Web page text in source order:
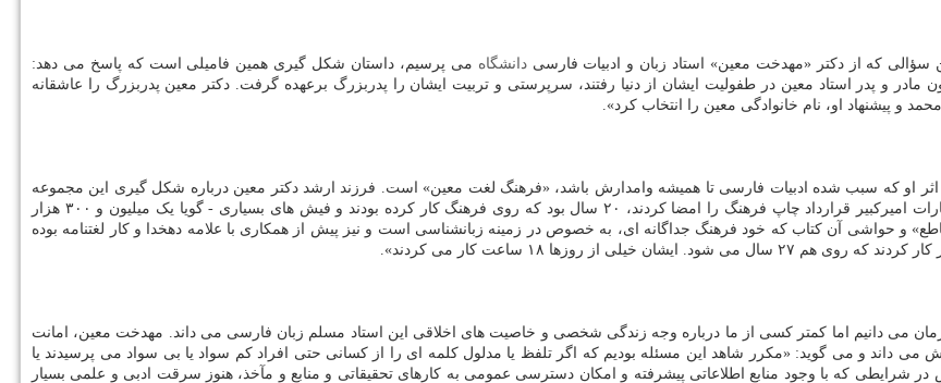
سؤالی که از دکتر «مهدخت معین» استاد زبان و ادبیات فارسیدانشگاه می پرسیم، داستان شکل گیری همین فامیلی است که پاسخ می دهد:
مادر و پدر استاد معین در طفولیت ایشان از دنیا رفتند، سرپرستی و تربیت ایشان را پدربزرگ برعهده گرفت. دکتر معین پدربزرگ را عاشقانه
پیشنهاد او، نام خانوادگی معین را انتخاب کرد».
اثر او که سبب شده ادبیات فارسی تا همیشه وامدارش باشد، «فرهنگ لغت معین» است. فرزند ارشد دکتر معین درباره شکل گیری این مجموعه
منحصربه فرد می گوید: «پدر وقتی با مرحوم «عبدالرحیم جعفری» رئیس انتشارات امیرکبیر قرارداد چاپ فرهنگ را امضا کردند، ۲۰ سال بود که روی فرهنگ کار کرده بودند و فیش های بسیاری - گویا یک میلیون و ۳۰۰ هزار
و حواشی آن کتاب که خود فرهنگ جداگانه ای، به خصوص در زمینه زبانشناسی است و نیز پیش از همکاری با علامه دهخدا و کار لغتنامه بوده
می دانیم اما کمتر کسی از ما درباره وجه زندگی شخصی و خاصیت های اخلاقی این استاد مسلم زبان فارسی می داند. مهدخت معین، امانت
داند و می گوید: «مکرر شاهد این مسئله بودیم که اگر تلفظ یا مدلول کلمه ای را از کسانی حتی افراد کم سواد یا بی سواد می پرسیدند یا
شرایطی که با وجود منابع اطلاعاتی پیشرفته و امکان دسترسی عمومی به کارهای تحقیقاتی و منابع و مآخذ، هنوز سرقت ادبی و علمی بسیار